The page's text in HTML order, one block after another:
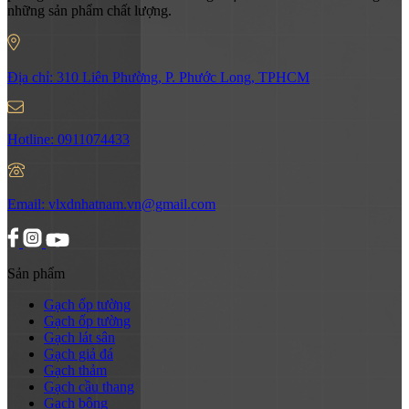
những sản phẩm chất lượng.
Địa chỉ: 310 Liên Phường, P. Phước Long, TPHCM
Hotline: 0911074433
Email: vlxdnhatnam.vn@gmail.com
Sản phẩm
Gạch ốp tường
Gạch ốp tường
Gạch lát sân
Gạch giả đá
Gạch thảm
Gạch cầu thang
Gạch bông